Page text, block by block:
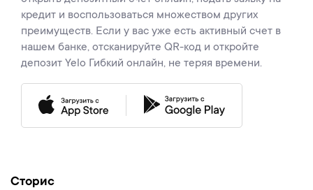
кредит и воспользоваться множеством других
преимуществ. Если у вас уже есть активный счет в
нашем банке, отсканируйте QR-код и откройте
депозит Yelo Гибкий онлайн, не теряя времени.
Сторис